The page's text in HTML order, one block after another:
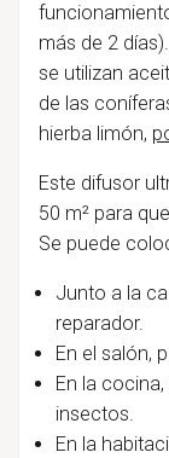
más de 2
se utilizan
de las
hierba limón,
Este difusor
50 m² para
Se puede
Junto a la
reparador.
En el salón,
En la
insectos.
En la